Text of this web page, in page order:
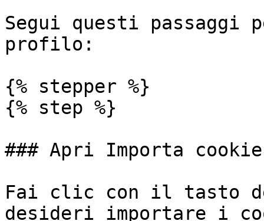
Segui questi passaggi
profilo:
{% stepper %}
{% step %}
### Apri Importa cookie
Fai clic con il tasto
desideri importare i